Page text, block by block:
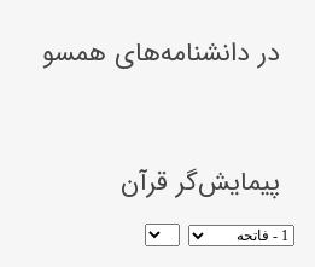
در دانشنامه‌های همسو
پیمایش‌گر قرآن